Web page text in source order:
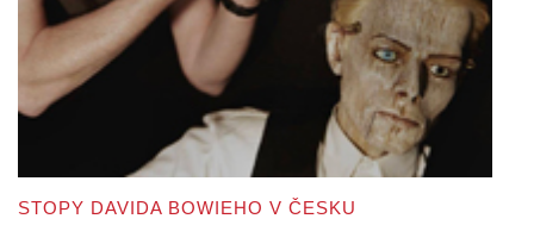
STOPY DAVIDA BOWIEHO V ČESKU